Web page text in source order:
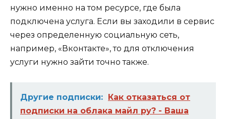
нужно именно на том ресурсе, где была
подключена услуга. Если вы заходили в сервис
через определенную социальную сеть,
например, «Вконтакте», то для отключения
услуги нужно зайти точно также.
Другие подписки:
Как отказаться от
подписки на облака майл ру? - Ваша